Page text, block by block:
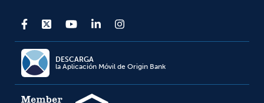
DESCARGA
la Aplicación Móvil de Origin Bank